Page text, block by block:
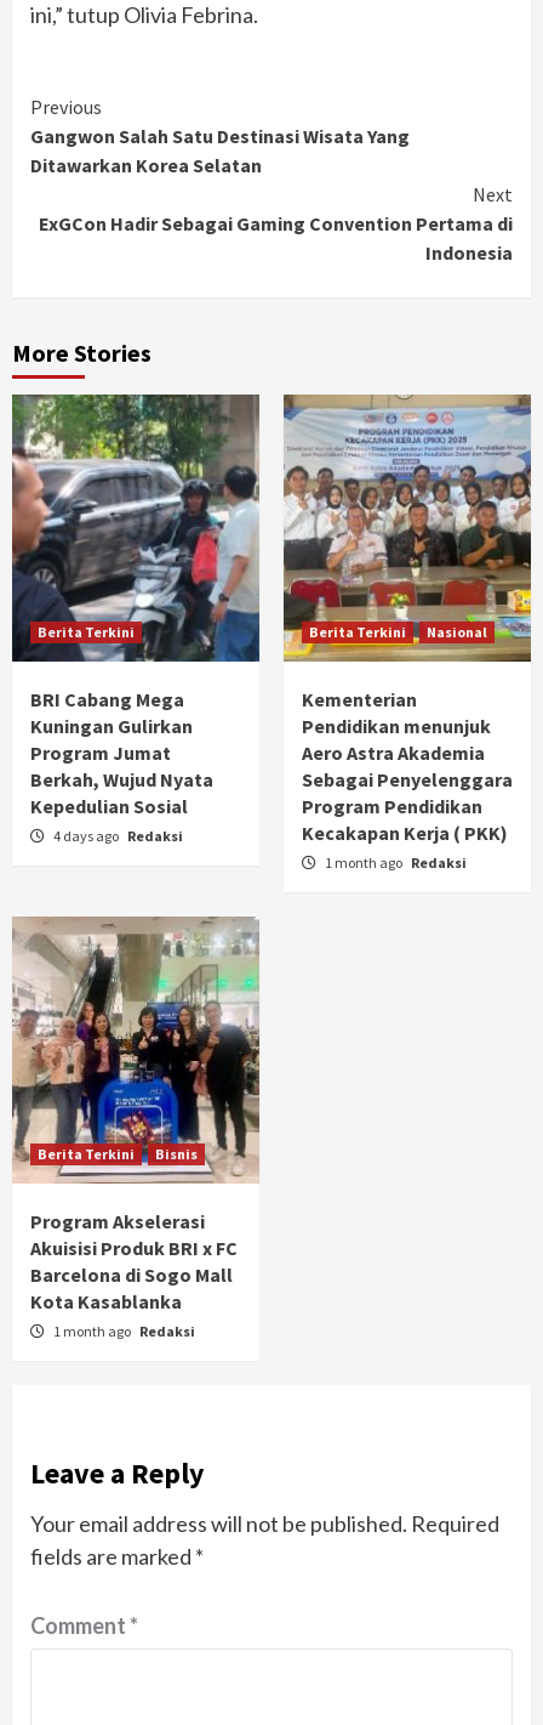
ini,” tutup Olivia Febrina.
Continue
Reading
Previous
Gangwon Salah Satu Destinasi Wisata Yang
Ditawarkan Korea Selatan
Next
ExGCon Hadir Sebagai Gaming Convention Pertama di
Indonesia
More Stories
Berita Terkini
BRI Cabang Mega
Kuningan Gulirkan
Program Jumat
Berkah, Wujud Nyata
Kepedulian Sosial
4 days ago Redaksi
Berita Terkini Nasional
Kementerian
Pendidikan menunjuk
Aero Astra Akademia
Sebagai Penyelenggara
Program Pendidikan
Kecakapan Kerja ( PKK)
1 month ago Redaksi
Berita Terkini Bisnis
Program Akselerasi
Akuisisi Produk BRI x FC
Barcelona di Sogo Mall
Kota Kasablanka
1 month ago Redaksi
Leave a Reply
Your email address will not be published. Required
fields are marked *
Comment*